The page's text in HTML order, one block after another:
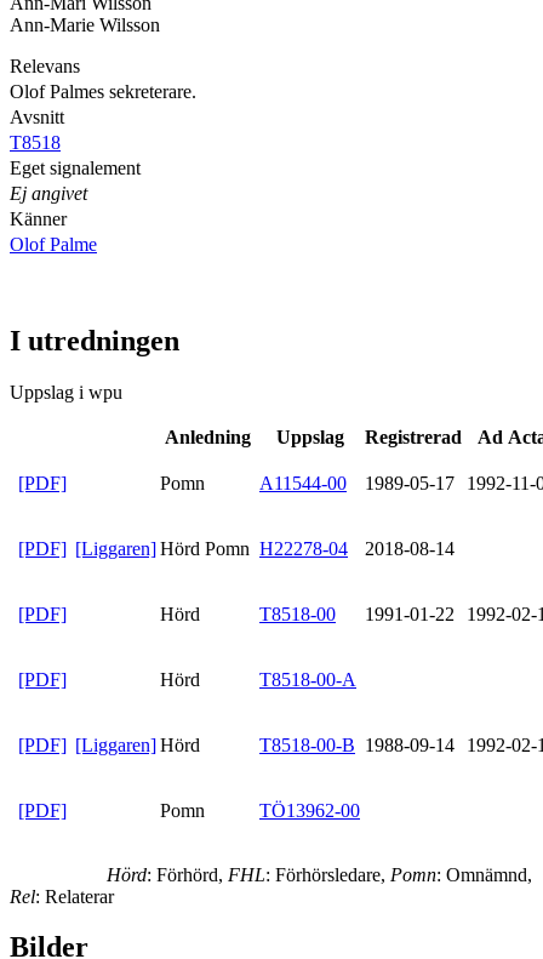
Ann-Marie Wilsson
Relevans
Olof Palmes sekreterare.
Avsnitt
T8518
Eget signalement
Ej angivet
Känner
Olof Palme
I utredningen
Uppslag i wpu
Anledning Uppslag Registrerad Ad
[PDF] Pomn A11544-00 1989-05-17 1992-11-
[PDF] [Liggaren]Hörd Pomn H22278-04 2018-08-14
[PDF] Hörd T8518-00 1991-01-22 1992-02-
[PDF] Hörd T8518-00-A
[PDF] [Liggaren]Hörd T8518-00-B 1988-09-14 1992-02-
[PDF] Pomn TÖ13962-00
Hörd: Förhörd, FHL: Förhörsledare, Pomn: Omnämnd,
Rel: Relaterar
Bilder